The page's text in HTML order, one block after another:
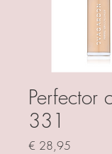
Perfector
331
€ 28,95